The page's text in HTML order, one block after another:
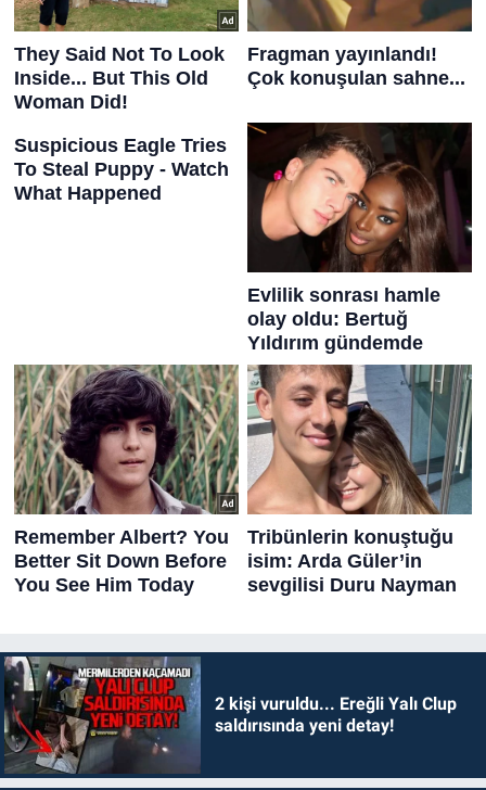
2 kişi vuruldu... Ereğli Yalı Clup
saldırısında yeni detay!